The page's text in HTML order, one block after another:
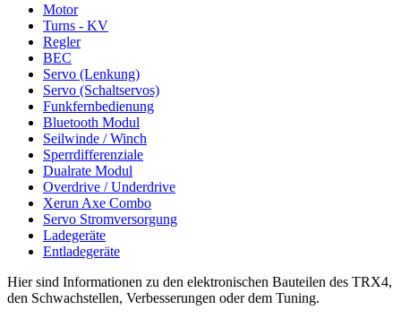
Motor
Turns - KV
Regler
BEC
Servo (Lenkung)
Servo (Schaltservos)
Funkfernbedienung
Bluetooth Modul
Seilwinde / Winch
Sperrdifferenziale
Dualrate Modul
Overdrive / Underdrive
Xerun Axe Combo
Servo Stromversorgung
Ladegeräte
Entladegeräte
Hier sind Informationen zu den elektronischen Bauteilen des TRX4,
den Schwachstellen, Verbesserungen oder dem Tuning.